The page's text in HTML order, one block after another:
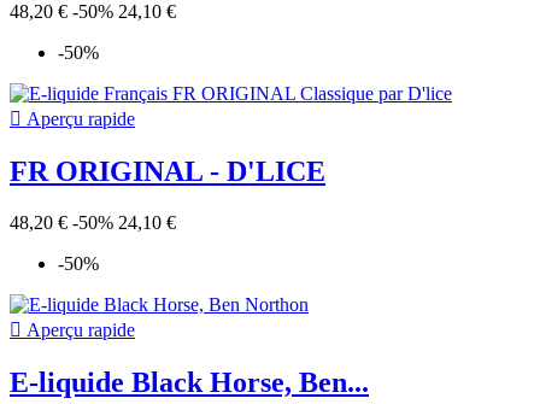
48,20 € -50% 24,10 €
-50%
 Aperçu rapide
FR ORIGINAL - D'LICE
48,20 € -50% 24,10 €
-50%
 Aperçu rapide
E-liquide Black Horse, Ben...